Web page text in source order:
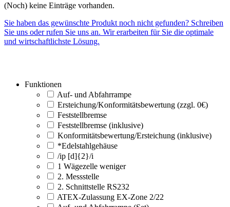
(Noch) keine Einträge vorhanden.
Sie haben das gewünschte Produkt noch nicht gefunden? Schreiben
Sie uns oder rufen Sie uns an. Wir erarbeiten für Sie die optimale
und wirtschaftlichste Lösung.
Funktionen
Auf- und Abfahrrampe
Ersteichung/Konformitätsbewertung (zzgl. 0€)
Feststellbremse
Feststellbremse (inklusive)
Konformitätsbewertung/Ersteichung (inklusive)
*Edelstahlgehäuse
/ip [d]{2}/i
1 Wägezelle weniger
2. Messstelle
2. Schnittstelle RS232
ATEX-Zulassung EX-Zone 2/22